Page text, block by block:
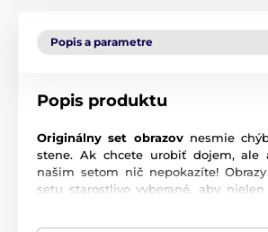
Popis a parametre
Popis produktu
Originálny set obrazov nesmie
stene. Ak chcete urobiť dojem, ale
našim setom nič nepokazíte!
setu starostlivo vyberané, aby